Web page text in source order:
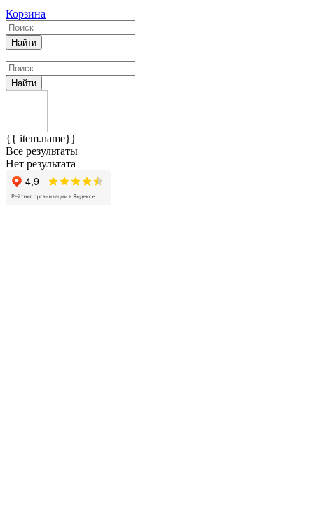
Корзина
Найти
Найти
{{ item.name}}
Все результаты
Нет результата